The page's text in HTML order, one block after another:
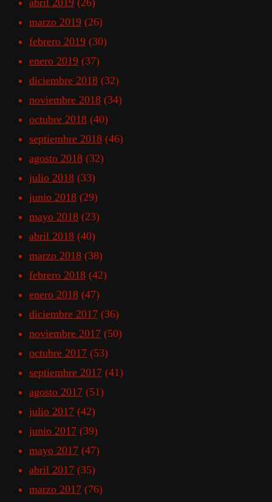
abril 2019 (26)
marzo 2019 (26)
febrero 2019 (30)
enero 2019 (37)
diciembre 2018 (32)
noviembre 2018 (34)
octubre 2018 (40)
septiembre 2018 (46)
agosto 2018 (32)
julio 2018 (33)
junio 2018 (29)
mayo 2018 (23)
abril 2018 (40)
marzo 2018 (38)
febrero 2018 (42)
enero 2018 (47)
diciembre 2017 (36)
noviembre 2017 (50)
octubre 2017 (53)
septiembre 2017 (41)
agosto 2017 (51)
julio 2017 (42)
junio 2017 (39)
mayo 2017 (47)
abril 2017 (35)
marzo 2017 (76)